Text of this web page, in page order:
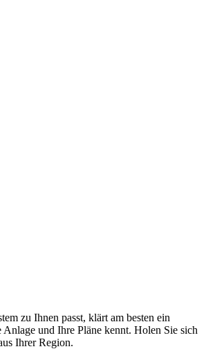
zu Ihnen passt, klärt am besten ein
Anlage und Ihre Pläne kennt. Holen Sie sich
Ihrer Region.